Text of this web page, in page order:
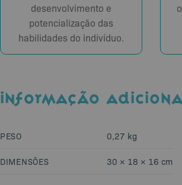
desenvolvimento e
potencialização das
habilidades do indivíduo.
INFORMAÇÃO
PESO 0,27 kg
DIMENSÕES 30 × 18 × 16 cm